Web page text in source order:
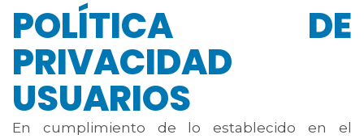
POLÍTICA DE
PRIVACIDAD
USUARIOS
En cumplimiento de lo establecido en el